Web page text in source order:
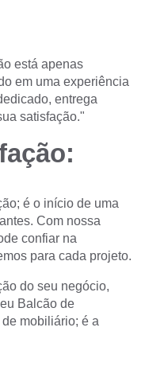
está apenas
em uma experiência
entrega
satisfação."
é o início de uma
Com nossa
confiar na
para cada projeto.
do seu negócio,
Balcão de
mobiliário; é a